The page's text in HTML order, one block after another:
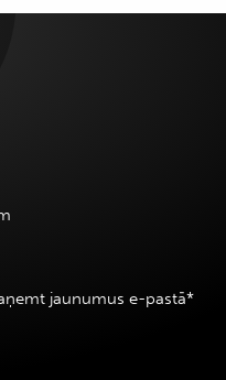
jaunumus e-pastā*